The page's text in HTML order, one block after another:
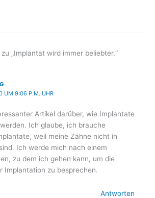
„Implantat wird immer beliebter.“
UM 9:06 P.M. UHR
Artikel darüber, wie Implantate
Ich glaube, ich brauche
weil meine Zähne nicht in
Ich werde mich nach einem
zu dem ich gehen kann, um die
Implantation zu besprechen.
Antworten